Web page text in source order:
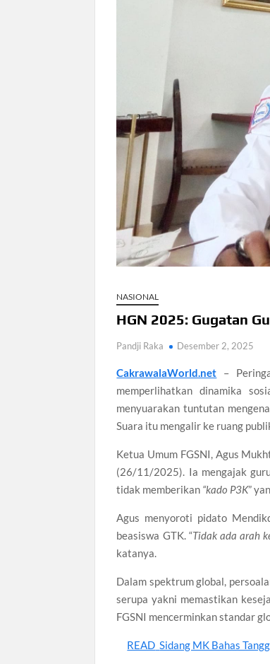
Dokter Ungkap Dampak
Sidang MK Bahas
Box Office Hollywood 2026
NASIONAL
HGN 2025: Gugatan
Pandji Raka Desember 2, 2025
CakrawalaWorld.net –
memperlihatkan dinamika
menyuarakan tuntutan
Suara itu mengalir ke ruang
Ketua Umum FGSNI, Agus
(26/11/2025). Ia mengajak
tidak memberikan “kado P3K”
Agus menyoroti pidato
beasiswa GTK. “Tidak ada arah
katanya.
Dalam spektrum global,
serupa yakni memastikan
FGSNI mencerminkan standar
READ Sidang MK Bahas